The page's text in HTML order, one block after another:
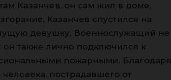
Казанчев, он сам жил в доме,
Казанчев спустился на
девушку. Военнослужащий не
также лично подключился к
пожарными. Благодаря
пострадавшего от